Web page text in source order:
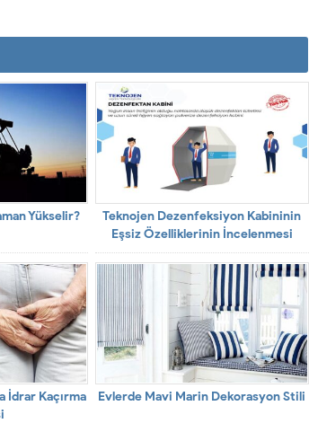
Yükselir?
Teknojen Dezenfeksiyon Kabininin
Eşsiz Özelliklerinin İncelenmesi
İdrar Kaçırma
Evlerde Mavi Marin Dekorasyon Stili